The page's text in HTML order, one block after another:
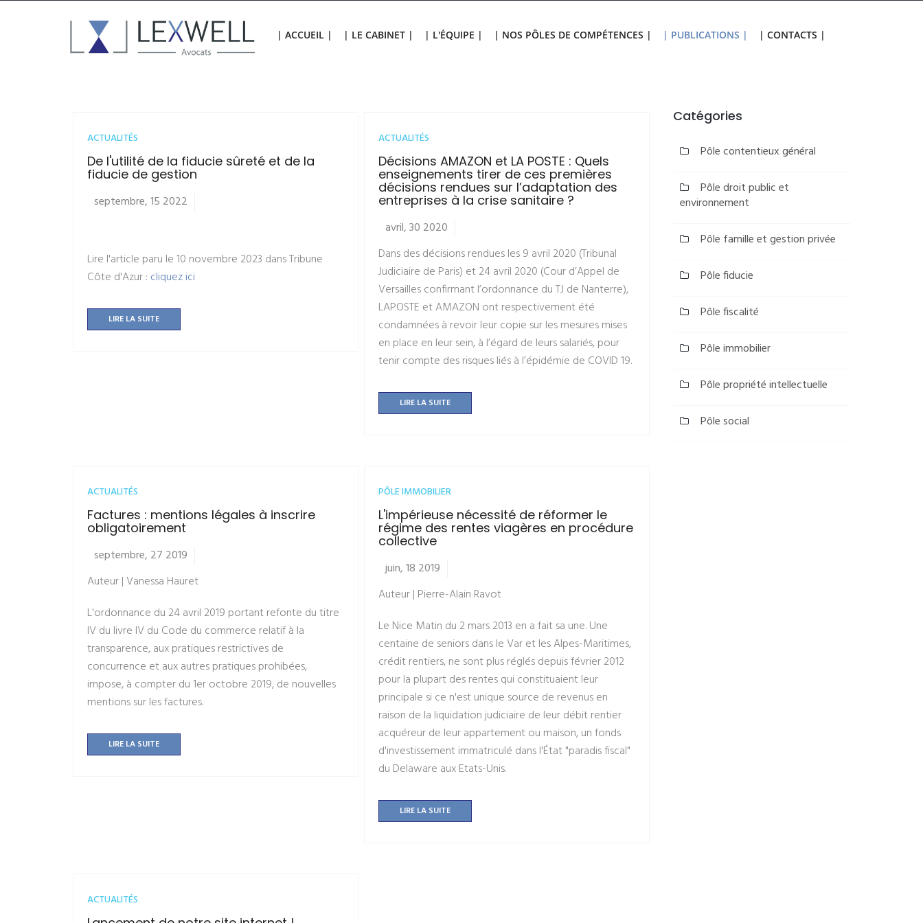
| ACCUEIL | | LE CABINET | | L'ÉQUIPE | | NOS PÔLES DE COMPÉTENCES | | PUBLICATIONS | | CONTACTS |
ACTUALITÉS
De l'utilité de la fiducie sûreté et de la
fiducie de gestion
septembre, 15 2022
Lire l'article paru le 10 novembre 2023 dans Tribune
Côte d'Azur : cliquez ici
LIRE LA SUITE
ACTUALITÉS
Décisions AMAZON et LA POSTE : Quels
enseignements tirer de ces premières
décisions rendues sur l’adaptation des
entreprises à la crise sanitaire ?
avril, 30 2020
Dans des décisions rendues les 9 avril 2020 (Tribunal
Judiciaire de Paris) et 24 avril 2020 (Cour d’Appel de
Versailles confirmant l’ordonnance du TJ de Nanterre),
LAPOSTE et AMAZON ont respectivement été
condamnées à revoir leur copie sur les mesures mises
en place en leur sein, à l’égard de leurs salariés, pour
tenir compte des risques liés à l’épidémie de COVID 19.
LIRE LA SUITE
ACTUALITÉS
Factures : mentions légales à inscrire
obligatoirement
septembre, 27 2019
Auteur | Vanessa Hauret
L'ordonnance du 24 avril 2019 portant refonte du titre
IV du livre IV du Code du commerce relatif à la
transparence, aux pratiques restrictives de
concurrence et aux autres pratiques prohibées,
impose, à compter du 1er octobre 2019, de nouvelles
mentions sur les factures.
LIRE LA SUITE
PÔLE IMMOBILIER
L'impérieuse nécessité de réformer le
régime des rentes viagères en procédure
collective
juin, 18 2019
Auteur | Pierre-Alain Ravot
Le Nice Matin du 2 mars 2013 en a fait sa une. Une
centaine de seniors dans le Var et les Alpes-Maritimes,
crédit rentiers, ne sont plus réglés depuis février 2012
pour la plupart des rentes qui constituaient leur
principale si ce n'est unique source de revenus en
raison de la liquidation judiciaire de leur débit rentier
acquéreur de leur appartement ou maison, un fonds
d'investissement immatriculé dans l'État "paradis fiscal"
du Delaware aux Etats-Unis.
LIRE LA SUITE
ACTUALITÉS
Catégories
Pôle contentieux général
Pôle droit public et
environnement
Pôle famille et gestion privée
Pôle fiducie
Pôle fiscalité
Pôle immobilier
Pôle propriété intellectuelle
Pôle social